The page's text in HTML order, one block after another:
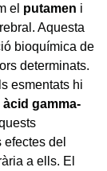
el putamen i
Aquesta
bioquímica de
determinats.
esmentats hi
àcid gamma-
del
a ells. El